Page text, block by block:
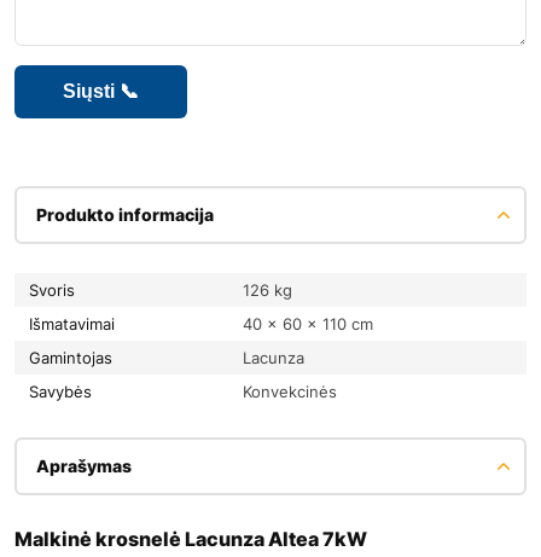
Produkto informacija
Svoris
126 kg
Išmatavimai
40 × 60 × 110 cm
Gamintojas
Lacunza
Savybės
Konvekcinės
Aprašymas
Malkinė krosnelė Lacunza Altea 7kW